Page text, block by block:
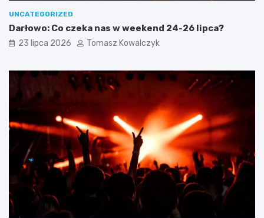
UNCATEGORIZED
Darłowo: Co czeka nas w weekend 24-26 lipca?
23 lipca 2026 Tomasz Kowalczyk